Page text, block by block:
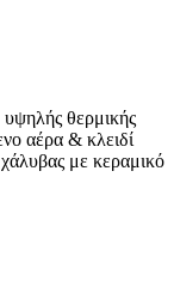
υψηλής θερμικής
αέρα & κλειδί
με κεραμικό